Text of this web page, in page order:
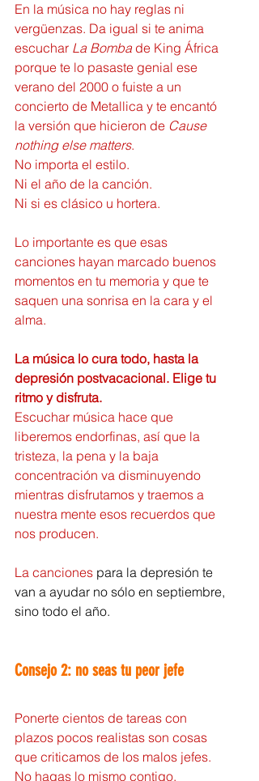
En la música no hay reglas ni
vergüenzas. Da igual si te anima
escuchar La Bomba de King África
porque te lo pasaste genial ese
verano del 2000 o fuiste a un
concierto de Metallica y te encantó
la versión que hicieron de Cause
nothing else matters.
No importa el estilo.
Ni el año de la canción.
Ni si es clásico u hortera.
Lo importante es que esas
canciones hayan marcado buenos
momentos en tu memoria y que te
saquen una sonrisa en la cara y el
alma.
La música lo cura todo, hasta la
depresión postvacacional. Elige tu
ritmo y disfruta.
Escuchar música hace que
liberemos endorfinas, así que la
tristeza, la pena y la baja
concentración va disminuyendo
mientras disfrutamos y traemos a
nuestra mente esos recuerdos que
nos producen.
La canciones para la depresión te
van a ayudar no sólo en septiembre,
sino todo el año.
Consejo 2: no seas tu peor jefe
Ponerte cientos de tareas con
plazos pocos realistas son cosas
que criticamos de los malos jefes.
No hagas lo mismo contigo.